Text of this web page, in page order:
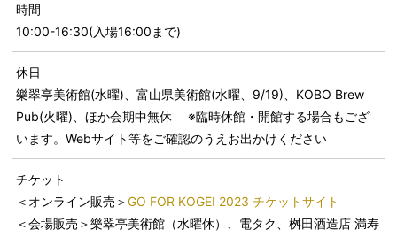
時間
10:00-16:30(入場16:00まで)
休日
樂翠亭美術館(水曜)、富山県美術館(水曜、9/19)、KOBO Brew
Pub(火曜)、ほか会期中無休 ※臨時休館・開館する場合もござ
います。Webサイト等をご確認のうえお出かけください
チケット
＜オンライン販売＞GO FOR KOGEI 2023 チケットサイト
＜会場販売＞樂翠亭美術館（水曜休）、電タク、桝田酒造店 満寿